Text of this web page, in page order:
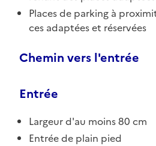
Places de parking à
ces adaptées et réservées
Chemin vers l'entrée
Entrée
Largeur d'au moins 80 cm
Entrée de plain pied